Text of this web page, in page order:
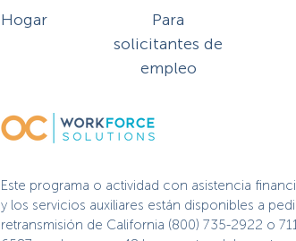
Hogar
Para
solicitantes de
empleo
Este programa o actividad con asistencia
y los servicios auxiliares están disponibles a
retransmisión de California (800) 735-2922 o